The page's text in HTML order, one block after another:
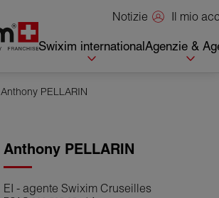
Notizie Il mio
Swixim internationalAgenzie &
Anthony PELLARIN
Anthony PELLARIN
EI - agente Swixim Cruseilles